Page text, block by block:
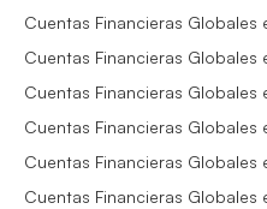
Cuentas Financieras Globales
Cuentas Financieras Globales
Cuentas Financieras Globales
Cuentas Financieras Globales
Cuentas Financieras Globales
Cuentas Financieras Globales